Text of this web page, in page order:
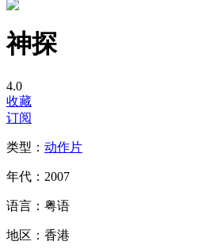
神探
4.0
收藏
订阅
类型： 动作片
年代： 2007
语言： 粤语
地区： 香港